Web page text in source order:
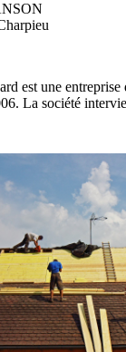
est une entreprise
La société